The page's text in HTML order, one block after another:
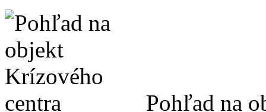
Pohľad na